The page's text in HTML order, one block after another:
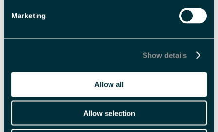
Marketing
Show details
Allow all
Allow selection
GJESTEHUS